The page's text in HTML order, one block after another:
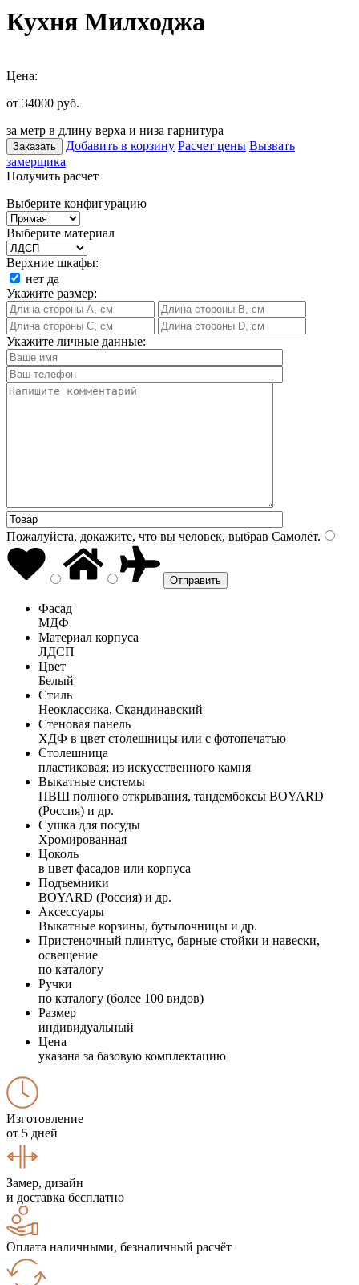
Кухня Милходжа
Цена:
от 34000 руб.
за метр в длину верха и низа гарнитура
Заказать Добавить в корзину Расчет цены Вызвать
замерщика
Получить расчет
Выберите конфигурацию
Выберите материал
Верхние шкафы:
нет да
Укажите размер:
Укажите личные данные:
Пожалуйста, докажите, что вы человек, выбрав Самолёт.
Фасад
МДФ
Материал корпуса
ЛДСП
Цвет
Белый
Стиль
Неоклассика, Скандинавский
Стеновая панель
ХДФ в цвет столешницы или с фотопечатью
Столешница
пластиковая; из искусственного камня
Выкатные системы
ПВШ полного открывания, тандембоксы BOYARD
(Россия) и др.
Сушка для посуды
Хромированная
Цоколь
в цвет фасадов или корпуса
Подъемники
BOYARD (Россия) и др.
Аксессуары
Выкатные корзины, бутылочницы и др.
Пристеночный плинтус, барные стойки и навески,
освещение
по каталогу
Ручки
по каталогу (более 100 видов)
Размер
индивидуальный
Цена
указана за базовую комплектацию
Изготовление
от 5 дней
Замер, дизайн
и доставка бесплатно
Оплата наличными, безналичный расчёт